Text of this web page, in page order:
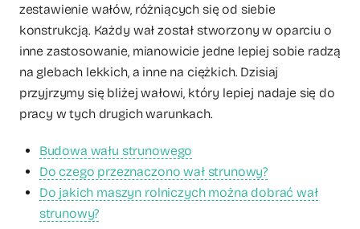
zestawienie wałów, różniących się od siebie
konstrukcją. Każdy wał został stworzony w oparciu o
inne zastosowanie, mianowicie jedne lepiej sobie radzą
na glebach lekkich, a inne na ciężkich. Dzisiaj
przyjrzymy się bliżej wałowi, który lepiej nadaje się do
pracy w tych drugich warunkach.
Budowa wału strunowego
Do czego przeznaczono wał strunowy?
Do jakich maszyn rolniczych można dobrać wał
strunowy?